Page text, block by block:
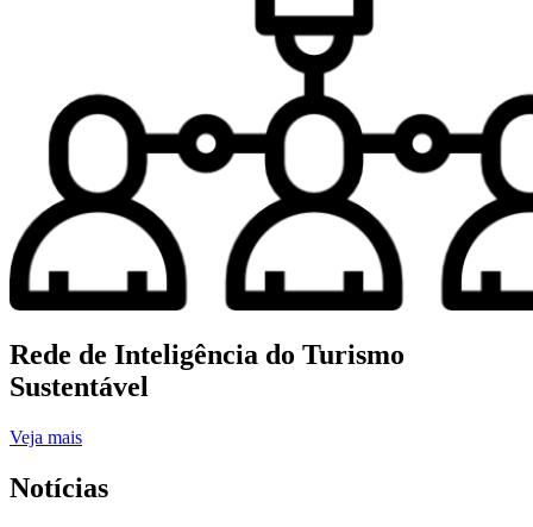
Rede de Inteligência do Turismo
Sustentável
Veja mais
Notícias